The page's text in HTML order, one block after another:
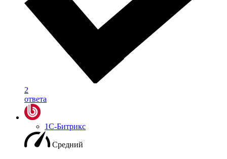
2
ответа
1С-Битрикс
Средний